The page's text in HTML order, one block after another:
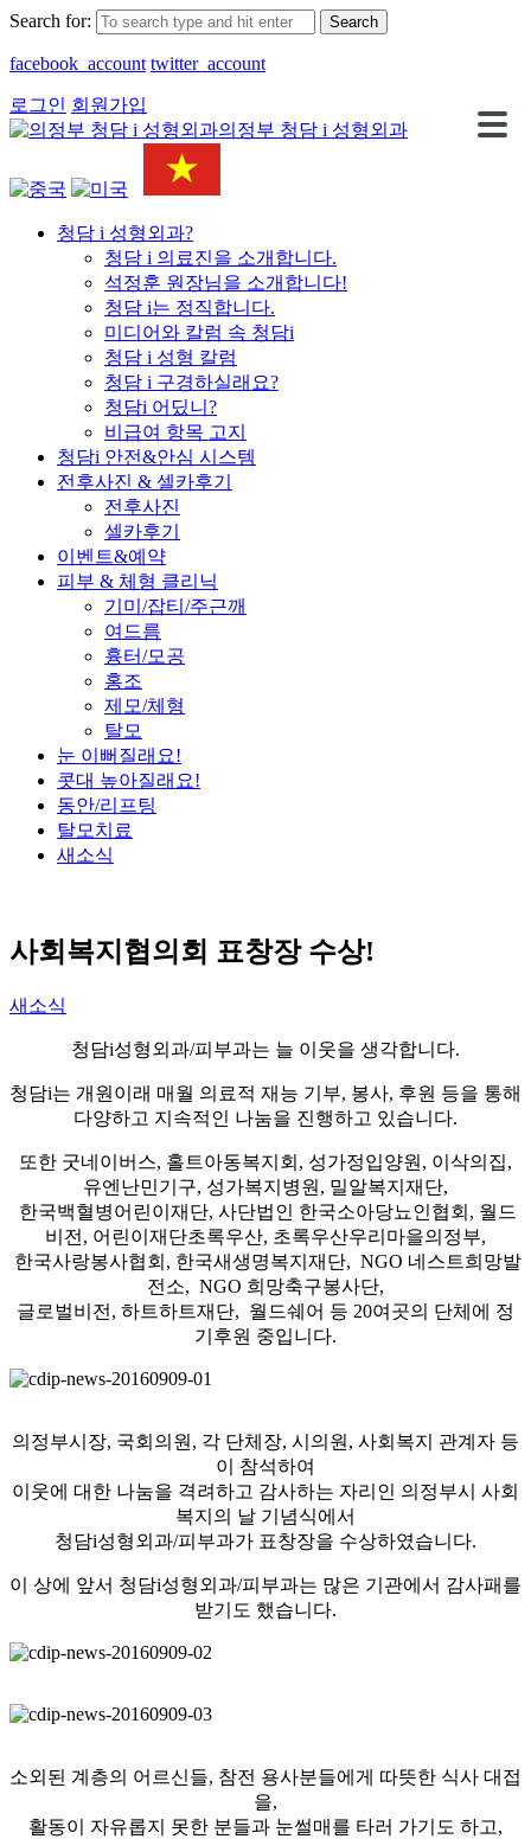
Search for:
facebook_account twitter_account
로그인 회원가입
의정부 청담 i 성형외과
청담 i 성형외과?
청담 i 의료진을 소개합니다.
석정훈 원장님을 소개합니다!
청담 i는 정직합니다.
미디어와 칼럼 속 청담i
청담 i 성형 칼럼
청담 i 구경하실래요?
청담i 어딨니?
비급여 항목 고지
청담i 안전&안심 시스템
전후사진 & 셀카후기
전후사진
셀카후기
이벤트&예약
피부 & 체형 클리닉
기미/잡티/주근깨
여드름
흉터/모공
홍조
제모/체형
탈모
눈 이뻐질래요!
콧대 높아질래요!
동안/리프팅
탈모치료
새소식
사회복지협의회 표창장 수상!
새소식
청담i성형외과/피부과는 늘 이웃을 생각합니다.
청담i는 개원이래 매월 의료적 재능 기부, 봉사, 후원 등을 통해
다양하고 지속적인 나눔을 진행하고 있습니다.
또한 굿네이버스, 홀트아동복지회, 성가정입양원, 이삭의집,
유엔난민기구, 성가복지병원, 밀알복지재단,
한국백혈병어린이재단, 사단법인 한국소아당뇨인협회, 월드
비전, 어린이재단초록우산, 초록우산우리마을의정부,
한국사랑봉사협회, 한국새생명복지재단, NGO 네스트희망발
전소, NGO 희망축구봉사단,
글로벌비전, 하트하트재단, 월드쉐어 등 20여곳의 단체에 정
기후원 중입니다.
의정부시장, 국회의원, 각 단체장, 시의원, 사회복지 관계자 등
이 참석하여
이웃에 대한 나눔을 격려하고 감사하는 자리인 의정부시 사회
복지의 날 기념식에서
청담i성형외과/피부과가 표창장을 수상하였습니다.
이 상에 앞서 청담i성형외과/피부과는 많은 기관에서 감사패를
받기도 했습니다.
소외된 계층의 어르신들, 참전 용사분들에게 따뜻한 식사 대접
을,
활동이 자유롭지 못한 분들과 눈썰매를 타러 가기도 하고,